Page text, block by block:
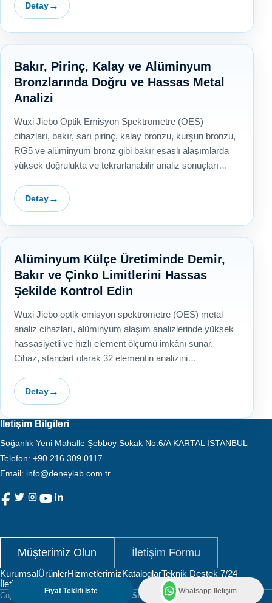
Detay
Bakır, Pirinç, Kalay ve Alüminyum
Bronzlarında Doğru ve Hassas Metal
Analizi
Wuxi Jiebo Optik Emisyon Spektrometre (OES)
cihazları, bakır, sarı pirinç, kalay bronzu, kurşun bronzu,
RG5 ve alüminyum bronz gibi bakır esaslı alaşımlarda
yüksek doğrulukta ve tekrarlanabilir analiz sonuçları
Detay
Alüminyum Külçe Üretiminde Demir,
Bakır ve Çinko Limitlerini Hassas
Şekilde Kontrol Edin
Wuxi Jiebo optik emisyon spektrometre (OES) metal
analiz cihazları, alüminyum alaşım analizlerinde yüksek
hassasiyetli ve hızlı element ölçümü imkânı sunar.
Cihaz, standart olarak 32 elementin analizini…
Detay
İletişim Bilgileri
Soğanlık Yeni Mahalle Şebboy Sokak No:6/A KARTAL İSTANBUL
Telefon: +90 216 309 0117
Email: info@deneylab.com.tr
Müşterimiz Olun İletişim Formu
KurumsalÜrünlerHizmetlerimizKataloglarTeknik Destek 7/24
İletişim
Copyright © 2025 Deneylab Analiz - Sistemleri Mümessillik ve
Fiyat Teklifi İste Whatsapp İletişim